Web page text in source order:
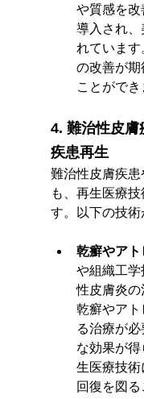
や質感を
導入され
れていま
の改善が
ことができ
4. 難治性皮膚
疾患再生
難治性皮膚疾
も、再生医療
す。以下の技術
乾癬やア
や組織工
性皮膚炎の
乾癬やアト
る治療が
な効果が
生医療技
回復を図る